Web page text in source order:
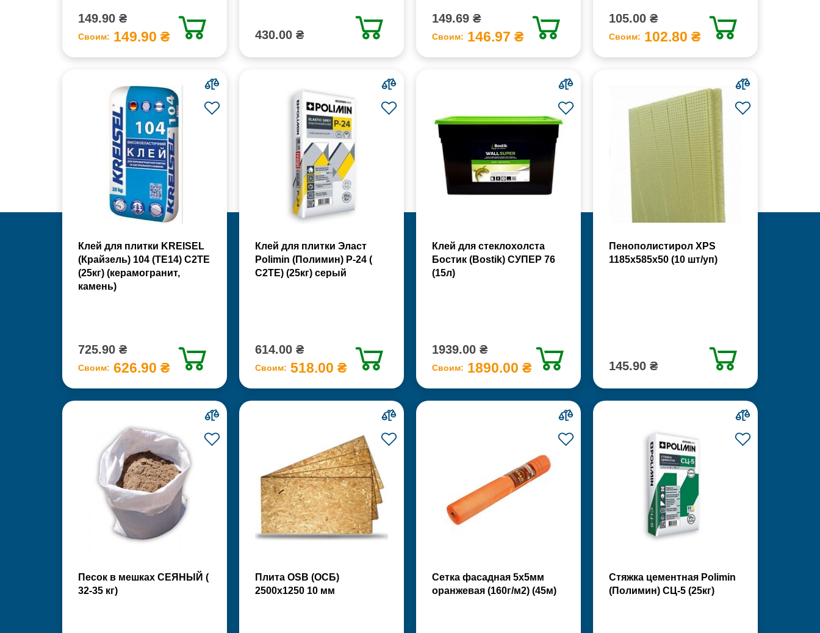
149.90 ₴
Своим: 149.90 ₴ 430.00 ₴
149.69 ₴
Своим: 146.97 ₴
105.00 ₴
Своим: 102.80 ₴
Клей для плитки KREISEL
(Крайзель) 104 (ТЕ14) С2TE
(25кг) (керамогранит,
камень)
725.90 ₴
Своим: 626.90 ₴
Клей для плитки Эласт
Polimin (Полимин) Р-24 (
С2ТЕ) (25кг) серый
614.00 ₴
Своим: 518.00 ₴
Клей для стеклохолста
Бостик (Bostik) СУПЕР 76
(15л)
1939.00 ₴
Своим: 1890.00 ₴
Пенополистирол XPS
1185х585х50 (10 шт/уп)
145.90 ₴
Песок в мешках СЕЯНЫЙ (
32-35 кг)
Плита OSB (ОСБ)
2500х1250 10 мм
Сетка фасадная 5х5мм
оранжевая (160г/м2) (45м)
Стяжка цементная Polimin
(Полимин) СЦ-5 (25кг)